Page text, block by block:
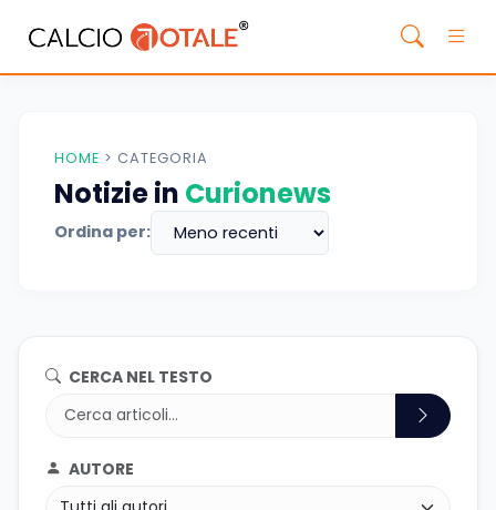
HOME > CATEGORIA
Notizie in Curionews
Ordina per:
CERCA NEL TESTO
AUTORE